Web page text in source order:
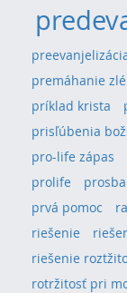
premáhanie
príklad krista
prisľúbenia
pro-life zápas
prolife
prosba
prvá pomoc
riešenie
riešenie
rotržitosť pri